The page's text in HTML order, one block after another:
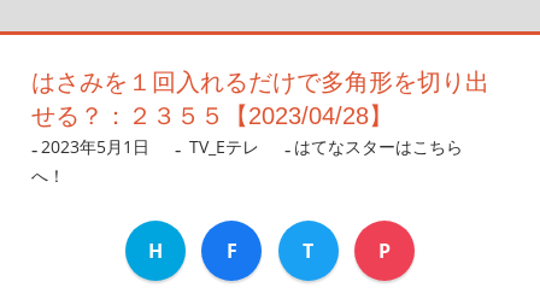
はさみを１回入れるだけで多角形を切り出
せる？：２３５５【2023/04/28】
2023年5月1日 nanigoto
TV_Eテレ
はてなスターはこちら
へ！
H F T P